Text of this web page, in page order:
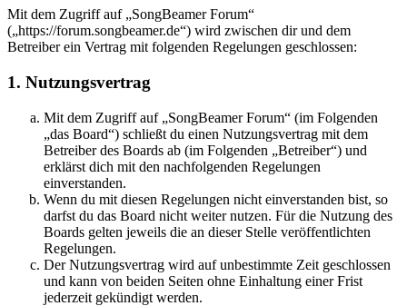
Mit dem Zugriff auf „SongBeamer Forum“
(„https://forum.songbeamer.de“) wird zwischen dir und dem
Betreiber ein Vertrag mit folgenden Regelungen geschlossen:
1. Nutzungsvertrag
Mit dem Zugriff auf „SongBeamer Forum“ (im Folgenden
„das Board“) schließt du einen Nutzungsvertrag mit dem
Betreiber des Boards ab (im Folgenden „Betreiber“) und
erklärst dich mit den nachfolgenden Regelungen
einverstanden.
Wenn du mit diesen Regelungen nicht einverstanden bist, so
darfst du das Board nicht weiter nutzen. Für die Nutzung des
Boards gelten jeweils die an dieser Stelle veröffentlichten
Regelungen.
Der Nutzungsvertrag wird auf unbestimmte Zeit geschlossen
und kann von beiden Seiten ohne Einhaltung einer Frist
jederzeit gekündigt werden.